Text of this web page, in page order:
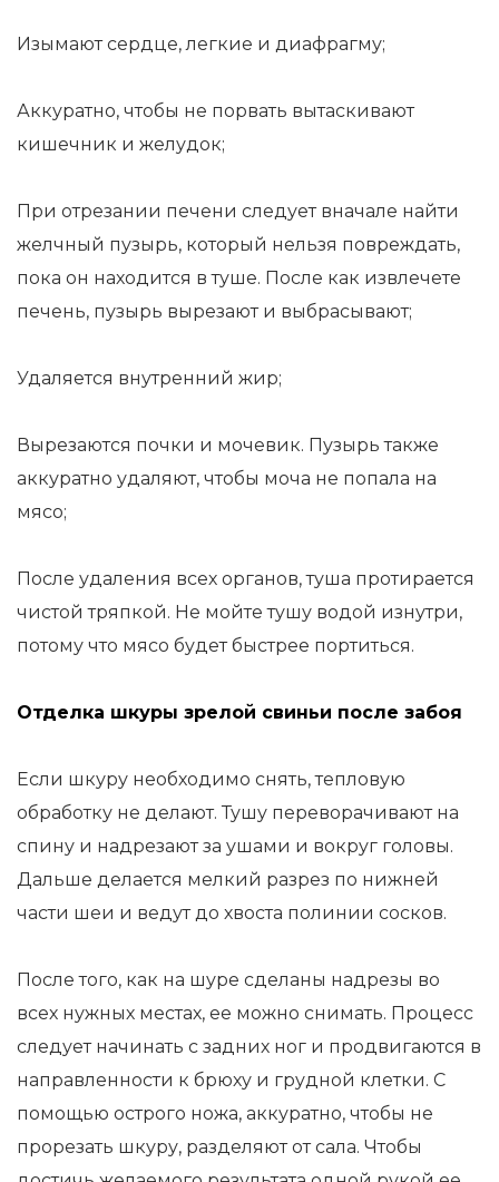
Изымают сердце, легкие и диафрагму;
Аккуратно, чтобы не порвать вытаскивают
кишечник и желудок;
При отрезании печени следует вначале найти
желчный пузырь, который нельзя повреждать,
пока он находится в туше. После как извлечете
печень, пузырь вырезают и выбрасывают;
Удаляется внутренний жир;
Вырезаются почки и мочевик. Пузырь также
аккуратно удаляют, чтобы моча не попала на
мясо;
После удаления всех органов, туша протирается
чистой тряпкой. Не мойте тушу водой изнутри,
потому что мясо будет быстрее портиться.
Отделка шкуры зрелой свиньи после забоя
Если шкуру необходимо снять, тепловую
обработку не делают. Тушу переворачивают на
спину и надрезают за ушами и вокруг головы.
Дальше делается мелкий разрез по нижней
части шеи и ведут до хвоста полинии сосков.
После того, как на шуре сделаны надрезы во
всех нужных местах, ее можно снимать. Процесс
следует начинать с задних ног и продвигаются в
направленности к брюху и грудной клетки. С
помощью острого ножа, аккуратно, чтобы не
прорезать шкуру, разделяют от сала. Чтобы